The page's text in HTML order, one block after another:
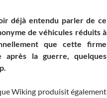
déjà entendu parler de ce
de véhicules réduits à
que cette firme
la guerre, quelques
Wiking produisit également